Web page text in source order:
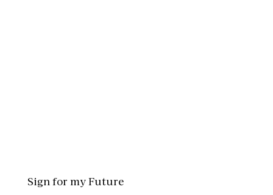
Sign for my Future